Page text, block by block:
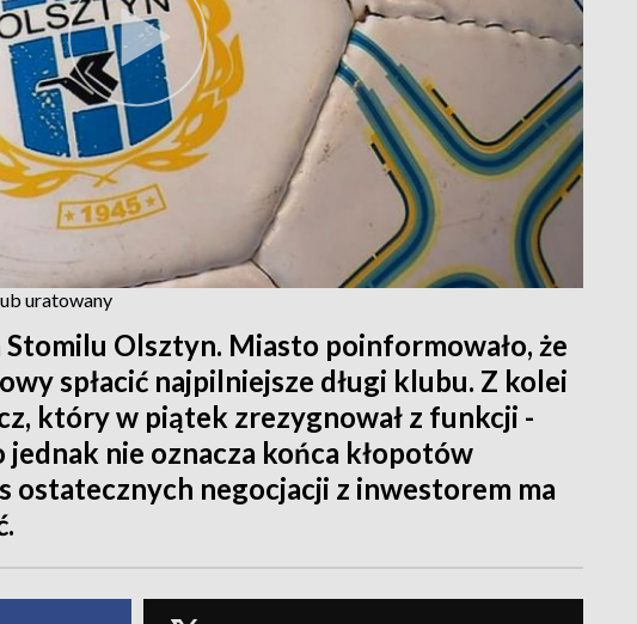
uratowany
Olsztyn. Miasto poinformowało, że
spłacić najpilniejsze długi klubu. Z kolei
który w piątek zrezygnował z funkcji -
jednak nie oznacza końca kłopotów
ostatecznych negocjacji z inwestorem ma